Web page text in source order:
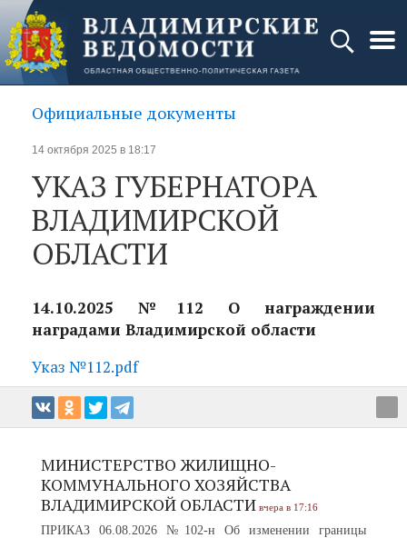
Официальные документы
14 октября 2025 в 18:17
УКАЗ ГУБЕРНАТОРА
ВЛАДИМИРСКОЙ
ОБЛАСТИ
14.10.2025 №112 О награждении
наградами Владимирской области
Указ №112.pdf
МИНИСТЕРСТВО ЖИЛИЩНО-
КОММУНАЛЬНОГО ХОЗЯЙСТВА
ВЛАДИМИРСКОЙ ОБЛАСТИ вчера в 17:16
ПРИКАЗ 06.08.2026 №102-н Об изменении границы